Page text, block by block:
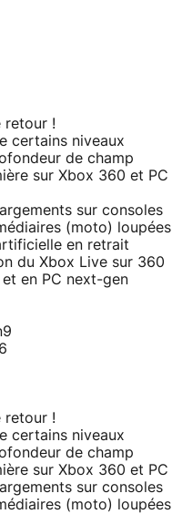
retour !
certains niveaux
de champ
sur Xbox 360 et PC
sur consoles
(moto) loupées
en retrait
du Xbox Live sur 360
et en PC next-gen
9
6
retour !
certains niveaux
de champ
sur Xbox 360 et PC
sur consoles
(moto) loupées